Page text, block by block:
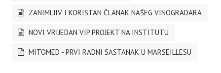
ZANIMLJIV I KORISTAN ČLANAK NAŠEG VINOGRADARA
NOVI VRIJEDAN VIP PROJEKT NA INSTITUTU
MITOMED - PRVI RADNI SASTANAK U MARSEILLESU